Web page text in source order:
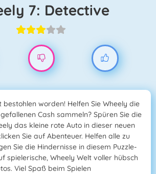
7: Detective
bestohlen worden! Helfen Sie Wheely die
Cash sammeln? Spüren Sie die
das kleine rote Auto in dieser neuen
Sie auf Abenteuer. Helfen alle zu
Sie die Hindernisse in diesem Puzzle-
spielerische, Wheely Welt voller hübsch
Viel Spaß beim Spielen